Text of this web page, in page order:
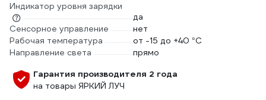
Индикатор уровня зарядки
да
Сенсорное управление
нет
Рабочая температура
от -15 до +40 °С
Направление света
прямо
Гарантия производителя 2 года
на товары ЯРКИЙ ЛУЧ